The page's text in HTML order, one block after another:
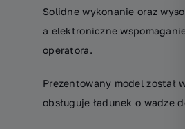
Solidne wykonanie oraz
a elektroniczne
operatora.
Prezentowany model został
obsługuje ładunek o wadze